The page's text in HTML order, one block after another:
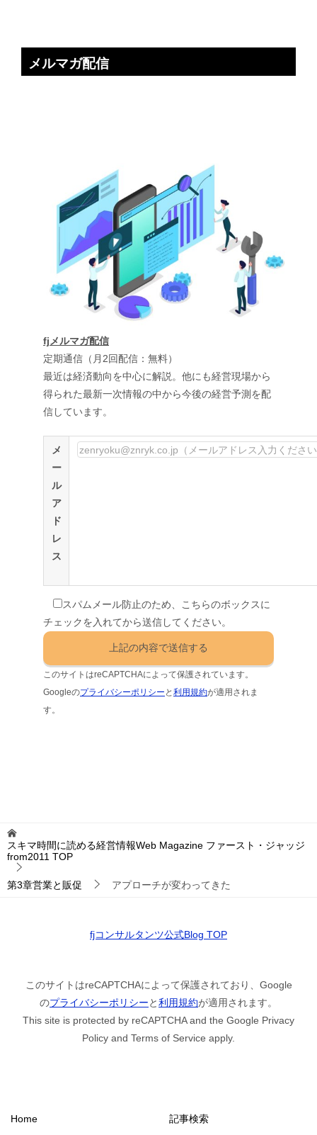
メルマガ配信
fjメルマガ配信
定期通信（月2回配信：無料）
最近は経済動向を中心に解説。他にも経営現場から
得られた最新一次情報の中から今後の経営予測を配
信しています。
メ
ー
ル
ア
ド
レ
ス
スパムメール防止のため、こちらのボックスに
チェックを入れてから送信してください。
このサイトはreCAPTCHAによって保護されています。
Googleのプライバシーポリシー と利用規約が適用されま
す。
スキマ時間に読める経営情報Web Magazine ファースト・ジャッジ
from2011 TOP
第3章営業と販促 アプローチが変わってきた
fjコンサルタンツ公式Blog TOP
このサイトはreCAPTCHAによって保護されており、Google
のプライバシーポリシーと利用規約が適用されます。
This site is protected by reCAPTCHA and the Google Privacy
Policy and Terms of Service apply.
Home 記事検索